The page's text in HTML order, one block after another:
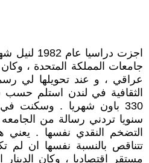
اجزت
عراقي ، و عند تحويلها لي
330 باون شهريا . وسكنت
سنويا تردني رسالة من الجامعه
التضخم النقدي نفسها . يعني
تتناقص بالنسبة نفسها ان لم
مستقر اقتصاديا ، وكان